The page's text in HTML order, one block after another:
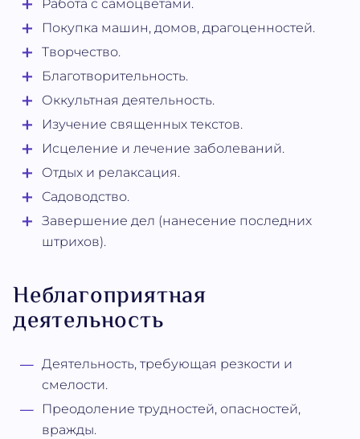
Работа с самоцветами.
Покупка машин, домов, драгоценностей.
Творчество.
Благотворительность.
Оккультная деятельность.
Изучение священных текстов.
Исцеление и лечение заболеваний.
Отдых и релаксация.
Садоводство.
Завершение дел (нанесение последних
штрихов).
Неблагоприятная
деятельность
Деятельность, требующая резкости и
смелости.
Преодоление трудностей, опасностей,
вражды.